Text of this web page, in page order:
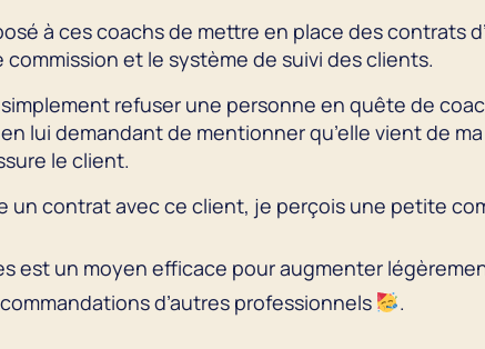
à ces coachs de mettre en place des contrats
et le système de suivi des clients.
refuser une personne en quête de
lui demandant de mentionner qu’elle vient de
le client.
un contrat avec ce client, je perçois une petite
est un moyen efficace pour augmenter
d’autres professionnels
.